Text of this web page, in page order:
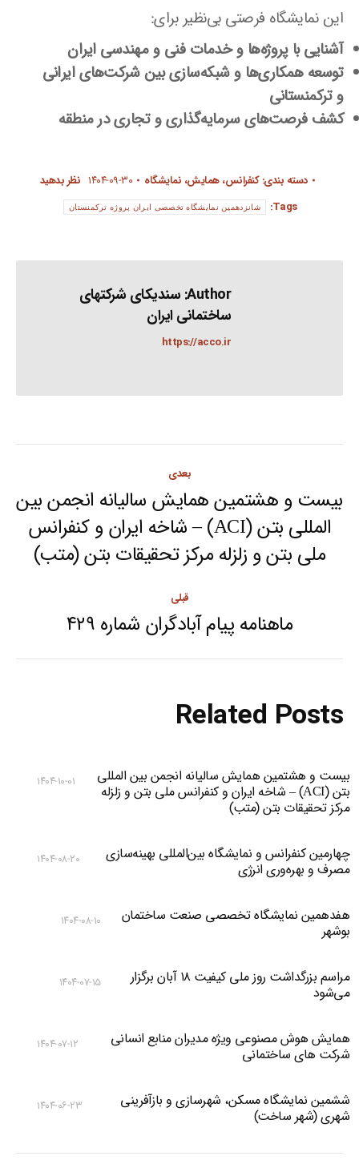
این نمایشگاه فرصتی بی‌نظیر برای:
آشنایی با پروژه‌ها و خدمات فنی و مهندسی ایران
توسعه همکاری‌ها و شبکه‌سازی بین شرکت‌های ایرانی
و ترکمنستانی
کشف فرصت‌های سرمایه‌گذاری و تجاری در منطقه
دسته بندی:کنفرانس، همایش، نمایشگاه ۱۴۰۴-۰۹-۳۰ نظر بدهید
Tags:
شانزدهمین نمایشگاه تخصصی ایران پروژه ترکمنستان
Author: سندیکای شرکتهای
ساختمانی ایران
https://acco.ir
navigation
قبلی
Previous
ماهنامه پیام آبادگران شماره ۴۲۹
بعدی
Next
post:
بیست و هشتمین همایش سالیانه انجمن بین
المللی بتن (ACI) – شاخه ایران و کنفرانس
ملی بتن و زلزله مرکز تحقیقات بتن (متب)
Related Posts
بیست و هشتمین همایش سالیانه انجمن بین المللی
بتن (ACI) – شاخه ایران و کنفرانس ملی بتن و زلزله
مرکز تحقیقات بتن (متب)
۱۴۰۴-۱۰-۰۱
چهارمین کنفرانس و نمایشگاه بین‌المللی بهینه‌سازی
مصرف و بهره‌وری انرژی
۱۴۰۴-۰۸-۲۰
هفدهمین نمایشگاه تخصصی صنعت ساختمان
بوشهر
۱۴۰۴-۰۸-۱۰
مراسم بزرگداشت روز ملی کیفیت ۱۸ آبان برگزار
می‌شود
۱۴۰۴-۰۷-۱۵
همایش هوش مصنوعی ویژه مدیران منابع انسانی
شرکت های ساختمانی
۱۴۰۴-۰۷-۱۲
ششمین نمایشگاه مسکن، شهرسازی و بازآفرینی
شهری (شهر ساخت)
۱۴۰۴-۰۶-۲۳